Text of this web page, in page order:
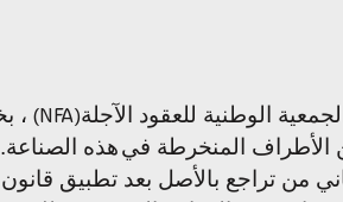
الوطنية للعقود الآجلة(NFA) ،
الأطراف المنخرطة فيهذه
من تراجع بالأصل بعد تطبيق